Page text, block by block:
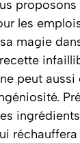
proposons
les
magie
peut aussi